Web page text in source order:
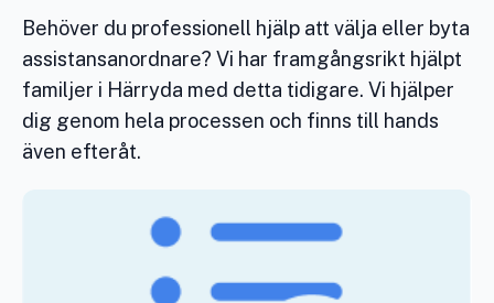
Behöver du professionell hjälp att välja eller byta
assistansanordnare? Vi har framgångsrikt hjälpt
familjer i Härryda med detta tidigare. Vi hjälper
dig genom hela processen och finns till hands
även efteråt.